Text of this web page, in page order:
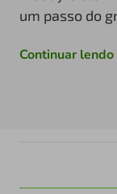
um passo do
Continuar lendo